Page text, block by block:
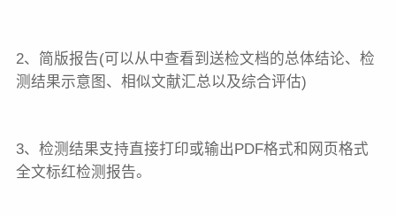
2、简版报告(可以从中查看到送检文档的总体结论、检
测结果示意图、相似文献汇总以及综合评估)
3、检测结果支持直接打印或输出PDF格式和网页格式
全文标红检测报告。